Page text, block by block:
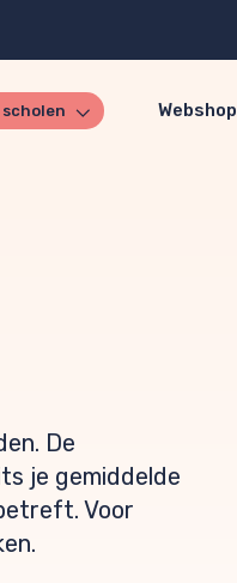
scholen Webshop
De
je gemiddelde
Voor